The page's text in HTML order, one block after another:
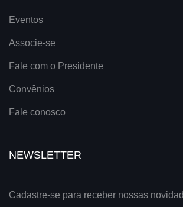
Eventos
Associe-se
Fale com o Presidente
Convênios
Fale conosco
NEWSLETTER
Cadastre-se para receber nossas